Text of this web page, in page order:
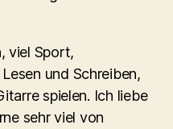
viel Sport,
und Schreiben,
spielen. Ich liebe
sehr viel von